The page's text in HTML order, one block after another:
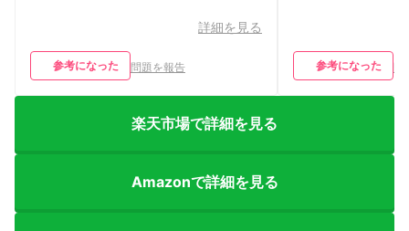
詳細を見る
参考になった 問題を報告 参考になった
楽天市場で詳細を見る
Amazonで詳細を見る